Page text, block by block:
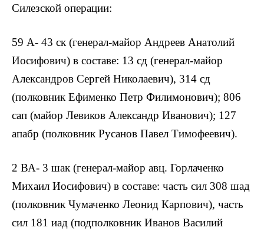
Силезской операции:
59 А- 43 ск (генерал-майор Андреев Анатолий
Иосифович) в составе: 13 сд (генерал-майор
Александров Сергей Николаевич), 314 сд
(полковник Ефименко Петр Филимонович); 806
сап (майор Левиков Александр Иванович); 127
апабр (полковник Русанов Павел Тимофеевич).
2 ВА- 3 шак (генерал-майор авц. Горлаченко
Михаил Иосифович) в составе: часть сил 308 шад
(полковник Чумаченко Леонид Карпович), часть
сил 181 иад (подполковник Иванов Василий